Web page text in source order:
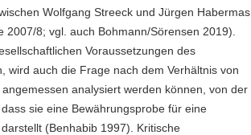
Wolfgang Streeck und Jürgen Habermas
2007/8; vgl. auch Bohmann/Sörensen 2019).
Voraussetzungen des
wird auch die Frage nach dem Verhältnis von
analysiert werden können, von der
sie eine Bewährungsprobe für eine
(Benhabib 1997). Kritische